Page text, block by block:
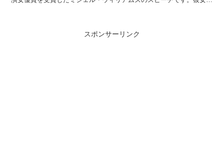
スポンサーリンク